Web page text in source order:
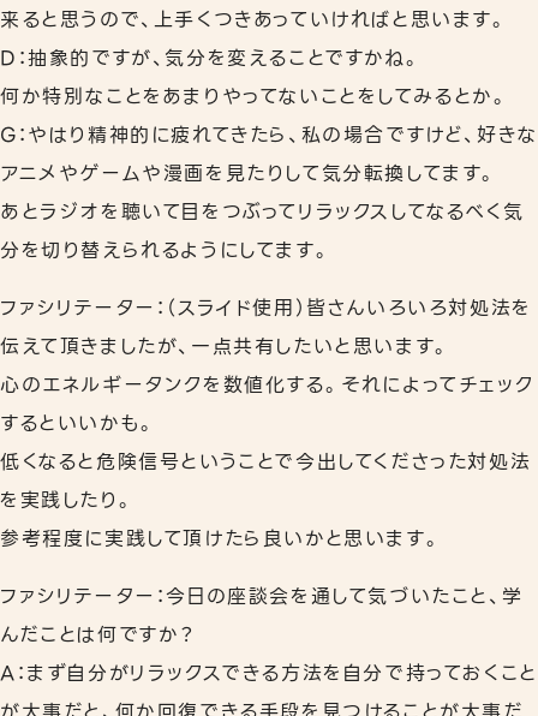
来ると思うので、上手くつきあっていければと思います。
D：抽象的ですが、気分を変えることですかね。
何か特別なことをあまりやってないことをしてみるとか。
G：やはり精神的に疲れてきたら、私の場合ですけど、好きな
アニメやゲームや漫画を見たりして気分転換してます。
あとラジオを聴いて目をつぶってリラックスしてなるべく気
分を切り替えられるようにしてます。
ファシリテーター：（スライド使用）皆さんいろいろ対処法を
伝えて頂きましたが、一点共有したいと思います。
心のエネルギータンクを数値化する。それによってチェック
するといいかも。
低くなると危険信号ということで今出してくださった対処法
を実践したり。
参考程度に実践して頂けたら良いかと思います。
ファシリテーター：今日の座談会を通して気づいたこと、学
んだことは何ですか？
A：まず自分がリラックスできる方法を自分で持っておくこと